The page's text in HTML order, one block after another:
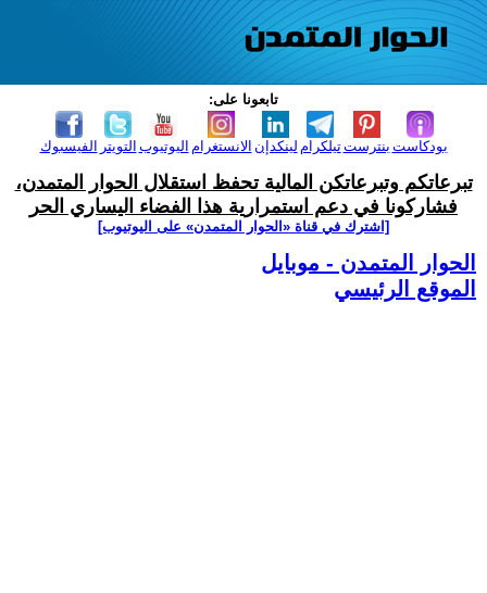
تابعونا على:
الفيسبوك التويتر اليوتيوب الانستغرام لينكدإن تيلكرامبنترست بودكاست
تبرعاتكم وتبرعاتكن المالية تحفظ استقلال الحوار المتمدن،
فشاركونا في دعم استمرارية هذا الفضاء اليساري الحر
[اشترك في قناة ‫«الحوار المتمدن» على اليوتيوب]
الحوار المتمدن - موبايل
الموقع الرئيسي